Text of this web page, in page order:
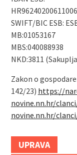
SWIFT/BIC ESB:
MB:01053167
MBS:040088938
NKD:3811
Zakon o
142/23) https://
novine.nn.hr/
novine.nn.hr/
UPRAVA